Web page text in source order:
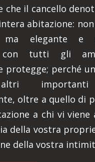
che il cancello
abitazione:
ma elegante e
con tutti gli
protegge; perché
importanti
oltre a quello di
a chi vi viene
della vostra
della vostra